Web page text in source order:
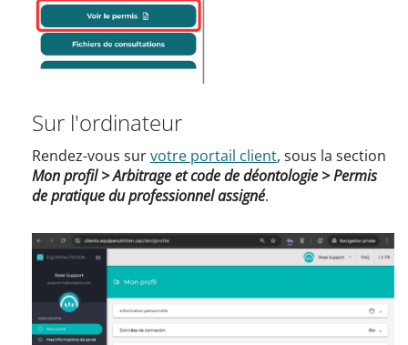
Sur l'ordinateur
Rendez-vous survotre portail client, sous la section
Mon profil > Arbitrage et code de déontologie > Permis
de pratique du professionnel assigné.